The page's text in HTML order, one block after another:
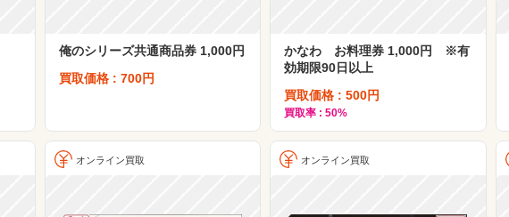
俺のシリーズ共通商品券 1,000円
買取価格 : 700円
かなわ お料理券 1,000円 ※有
効期限90日以上
買取価格 : 500円
買取率 : 50%
オンライン買取 オンライン買取